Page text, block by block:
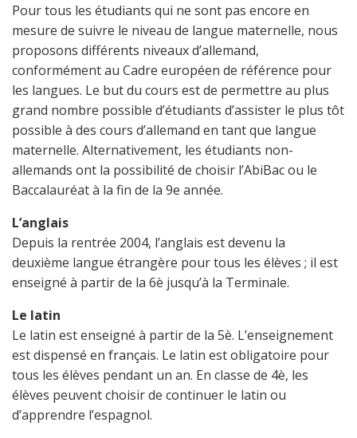
Pour tous les étudiants qui ne sont pas encore en
mesure de suivre le niveau de langue maternelle, nous
proposons différents niveaux d’allemand,
conformément au Cadre européen de référence pour
les langues. Le but du cours est de permettre au plus
grand nombre possible d’étudiants d’assister le plus tôt
possible à des cours d’allemand en tant que langue
maternelle. Alternativement, les étudiants non-
allemands ont la possibilité de choisir l’AbiBac ou le
Baccalauréat à la fin de la 9e année.
L’anglais
Depuis la rentrée 2004, l’anglais est devenu la
deuxième langue étrangère pour tous les élèves ; il est
enseigné à partir de la 6è jusqu’à la Terminale.
Le latin
Le latin est enseigné à partir de la 5è. L’enseignement
est dispensé en français. Le latin est obligatoire pour
tous les élèves pendant un an. En classe de 4è, les
élèves peuvent choisir de continuer le latin ou
d’apprendre l’espagnol.